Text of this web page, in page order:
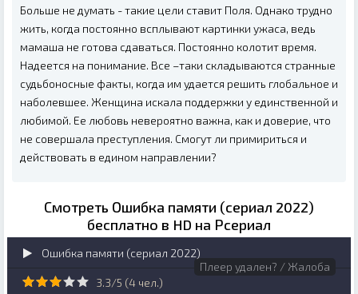
Больше не думать - такие цели ставит Поля. Однако трудно
жить, когда постоянно всплывают картинки ужаса, ведь
мамаша не готова сдаваться. Постоянно колотит время.
Надеется на понимание. Все –таки складываются странные
судьбоносные факты, когда им удается решить глобальное и
наболевшее. Женщина искала поддержки у единственной и
любимой. Ее любовь невероятно важна, как и доверие, что
не совершала преступления. Смогут ли примириться и
действовать в едином направлении?
Смотреть Ошибка памяти (сериал 2022)
бесплатно в HD на Рсериал
Ошибка памяти (сериал 2022)
Плеер удален? / Жалоба
3.3/5 (4 чел.)